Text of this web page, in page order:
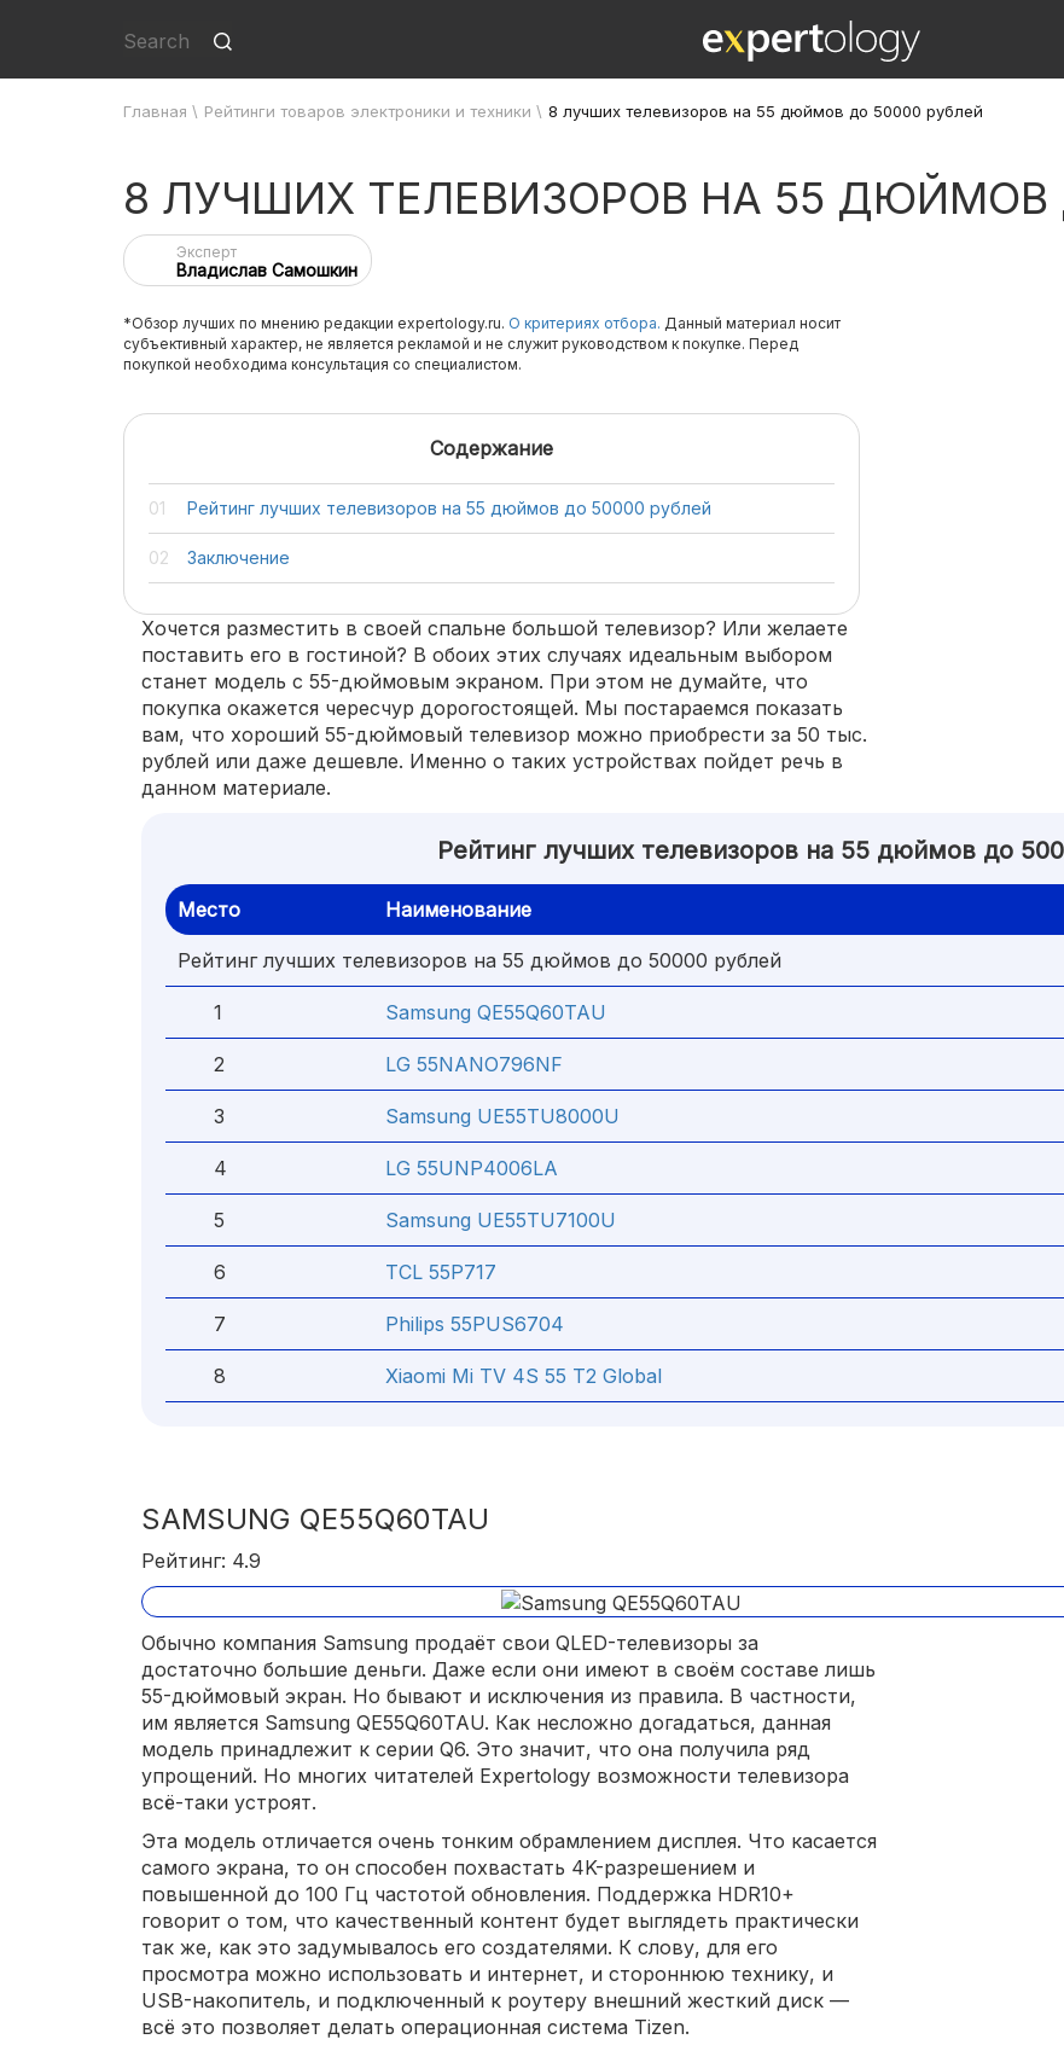
Главная \ Рейтинги товаров электроники и техники \ 8 лучших телевизоров на 55 дюймов до 50000 рублей
8 ЛУЧШИХ ТЕЛЕВИЗОРОВ НА 55 ДЮЙМОВ
Эксперт
Владислав Самошкин
*Обзор лучших по мнению редакции expertology.ru. О критериях отбора. Данный материал носит
субъективный характер, не является рекламой и не служит руководством к покупке. Перед
покупкой необходима консультация со специалистом.
Содержание
Рейтинг лучших телевизоров на 55 дюймов до 50000 рублей
Заключение
Хочется разместить в своей спальне большой телевизор? Или желаете
поставить его в гостиной? В обоих этих случаях идеальным выбором
станет модель с 55-дюймовым экраном. При этом не думайте, что
покупка окажется чересчур дорогостоящей. Мы постараемся показать
вам, что хороший 55-дюймовый телевизор можно приобрести за 50 тыс.
рублей или даже дешевле. Именно о таких устройствах пойдет речь в
данном материале.
Рейтинг лучших телевизоров на 55 дюймов до
Место Наименование
Рейтинг лучших телевизоров на 55 дюймов до 50000 рублей
1 Samsung QE55Q60TAU
2 LG 55NANO796NF
3 Samsung UE55TU8000U
4 LG 55UNP4006LA
5 Samsung UE55TU7100U
6 TCL 55P717
7 Philips 55PUS6704
8 Xiaomi Mi TV 4S 55 T2 Global
SAMSUNG QE55Q60TAU
Рейтинг: 4.9
Обычно компания Samsung продаёт свои QLED-телевизоры за
достаточно большие деньги. Даже если они имеют в своём составе лишь
55-дюймовый экран. Но бывают и исключения из правила. В частности,
им является Samsung QE55Q60TAU. Как несложно догадаться, данная
модель принадлежит к серии Q6. Это значит, что она получила ряд
упрощений. Но многих читателей Expertology возможности телевизора
всё-таки устроят.
Эта модель отличается очень тонким обрамлением дисплея. Что касается
самого экрана, то он способен похвастать 4K-разрешением и
повышенной до 100 Гц частотой обновления. Поддержка HDR10+
говорит о том, что качественный контент будет выглядеть практически
так же, как это задумывалось его создателями. К слову, для его
просмотра можно использовать и интернет, и стороннюю технику, и
USB-накопитель, и подключенный к роутеру внешний жесткий диск —
всё это позволяет делать операционная система Tizen.